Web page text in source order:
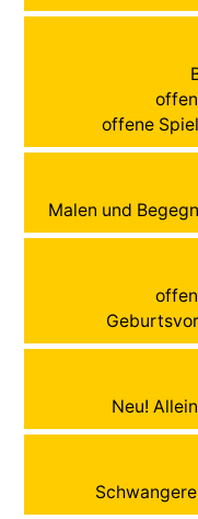
offene
Malen und
Neu!